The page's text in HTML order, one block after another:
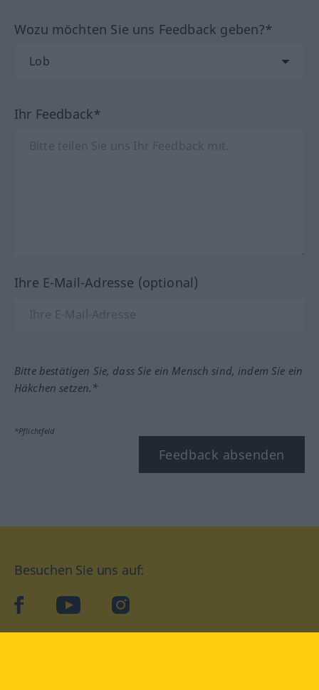
Wozu möchten Sie uns Feedback geben?*
Ihr Feedback*
Ihre E-Mail-Adresse (optional)
Bitte bestätigen Sie, dass Sie ein Mensch sind, indem Sie ein
Häkchen setzen.*
*Pflichtfeld
Feedback absenden
Besuchen Sie uns auf:
facebookYouTube Instagram